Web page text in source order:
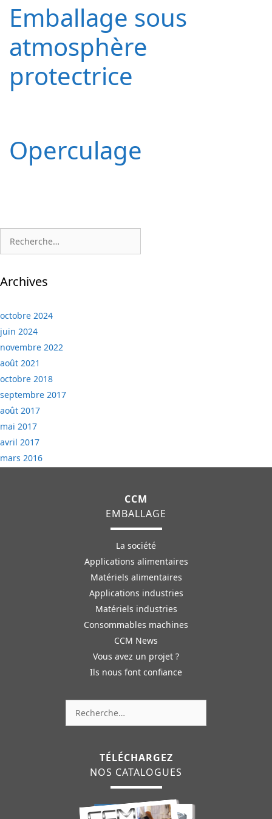
Emballage sous
atmosphère
protectrice
Operculage
Archives
octobre 2024
juin 2024
novembre 2022
août 2021
octobre 2018
septembre 2017
août 2017
mai 2017
avril 2017
mars 2016
CCM
EMBALLAGE
La société
Applications alimentaires
Matériels alimentaires
Applications industries
Matériels industries
Consommables machines
CCM News
Vous avez un projet ?
Ils nous font confiance
TÉLÉCHARGEZ
NOS CATALOGUES